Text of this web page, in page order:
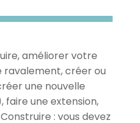
améliorer votre
créer ou
une nouvelle
faire une extension,
: vous devez